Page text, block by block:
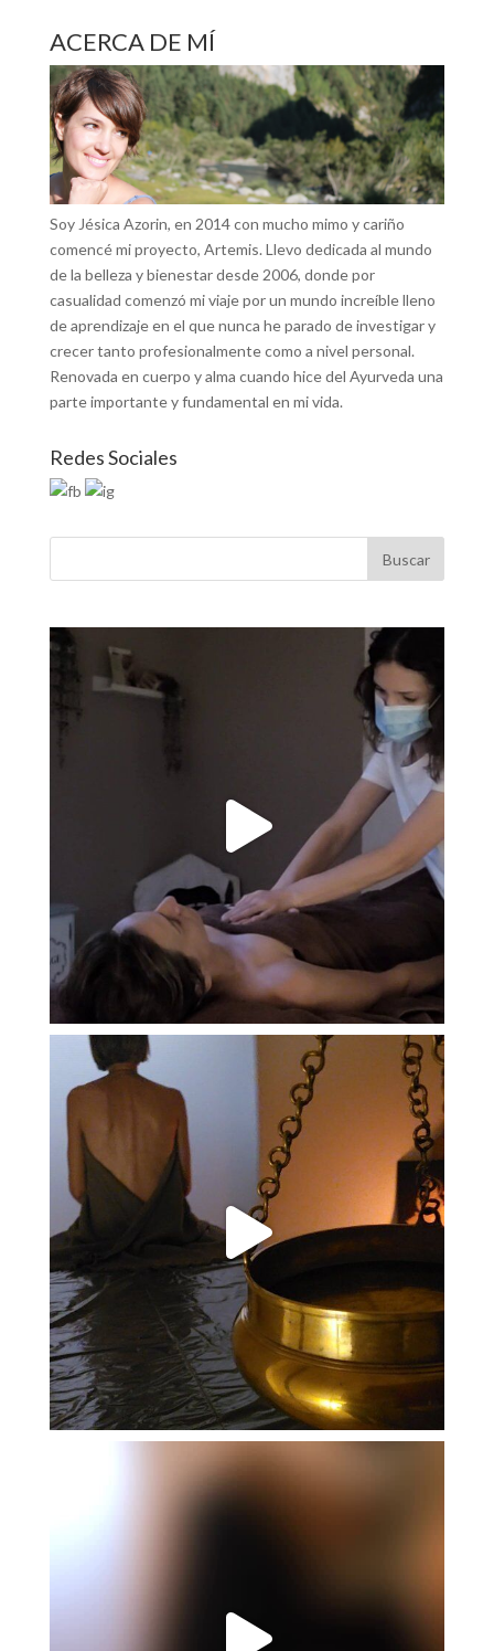
ACERCA DE MÍ
Soy Jésica Azorin, en 2014 con mucho mimo y cariño
comencé mi proyecto, Artemis. Llevo dedicada al mundo
de la belleza y bienestar desde 2006, donde por
casualidad comenzó mi viaje por un mundo increíble lleno
de aprendizaje en el que nunca he parado de investigar y
crecer tanto profesionalmente como a nivel personal.
Renovada en cuerpo y alma cuando hice del Ayurveda una
parte importante y fundamental en mi vida.
Redes Sociales